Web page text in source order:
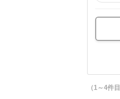
（1～4件